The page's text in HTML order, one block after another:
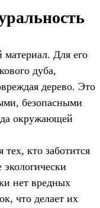
Для его
дуба,
дерево. Это
безопасными
окружающей
кто заботится
нет вредных
что делает их